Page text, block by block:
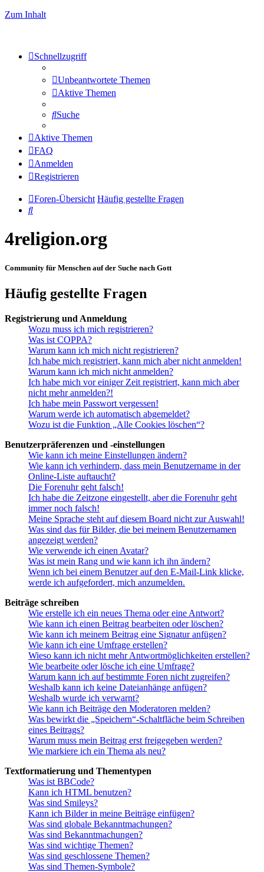
Zum Inhalt
Schnellzugriff
Unbeantwortete Themen
Aktive Themen
Suche
Aktive Themen
FAQ
Anmelden
Registrieren
Foren-Übersicht Häufig gestellte Fragen
Suche
4religion.org
Community für Menschen auf der Suche nach Gott
Häufig gestellte Fragen
Registrierung und Anmeldung
Wozu muss ich mich registrieren?
Was ist COPPA?
Warum kann ich mich nicht registrieren?
Ich habe mich registriert, kann mich aber nicht anmelden!
Warum kann ich mich nicht anmelden?
Ich habe mich vor einiger Zeit registriert, kann mich aber
nicht mehr anmelden?!
Ich habe mein Passwort vergessen!
Warum werde ich automatisch abgemeldet?
Wozu ist die Funktion „Alle Cookies löschen“?
Benutzerpräferenzen und -einstellungen
Wie kann ich meine Einstellungen ändern?
Wie kann ich verhindern, dass mein Benutzername in der
Online-Liste auftaucht?
Die Forenuhr geht falsch!
Ich habe die Zeitzone eingestellt, aber die Forenuhr geht
immer noch falsch!
Meine Sprache steht auf diesem Board nicht zur Auswahl!
Was sind das für Bilder, die bei meinem Benutzernamen
angezeigt werden?
Wie verwende ich einen Avatar?
Was ist mein Rang und wie kann ich ihn ändern?
Wenn ich bei einem Benutzer auf den E-Mail-Link klicke,
werde ich aufgefordert, mich anzumelden.
Beiträge schreiben
Wie erstelle ich ein neues Thema oder eine Antwort?
Wie kann ich einen Beitrag bearbeiten oder löschen?
Wie kann ich meinem Beitrag eine Signatur anfügen?
Wie kann ich eine Umfrage erstellen?
Wieso kann ich nicht mehr Antwortmöglichkeiten erstellen?
Wie bearbeite oder lösche ich eine Umfrage?
Warum kann ich auf bestimmte Foren nicht zugreifen?
Weshalb kann ich keine Dateianhänge anfügen?
Weshalb wurde ich verwarnt?
Wie kann ich Beiträge den Moderatoren melden?
Was bewirkt die „Speichern“-Schaltfläche beim Schreiben
eines Beitrags?
Warum muss mein Beitrag erst freigegeben werden?
Wie markiere ich ein Thema als neu?
Textformatierung und Thementypen
Was ist BBCode?
Kann ich HTML benutzen?
Was sind Smileys?
Kann ich Bilder in meine Beiträge einfügen?
Was sind globale Bekanntmachungen?
Was sind Bekanntmachungen?
Was sind wichtige Themen?
Was sind geschlossene Themen?
Was sind Themen-Symbole?